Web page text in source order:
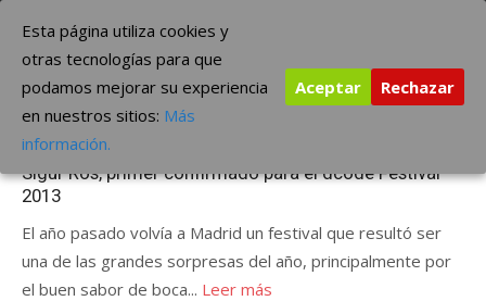
contenido
The Borderline Music
Etiqueta:dcode Festival 2013
Publicada
abril 25, 2012
Sigur Rós, primer confirmado para el dcode Festival
2013
El año pasado volvía a Madrid un festival que resultó ser
una de las grandes sorpresas del año, principalmente por
el buen sabor de boca... Leer más
Esta página utiliza cookies y
otras tecnologías para que
podamos mejorar su experiencia
en nuestros sitios: Más
información.
Aceptar Rechazar